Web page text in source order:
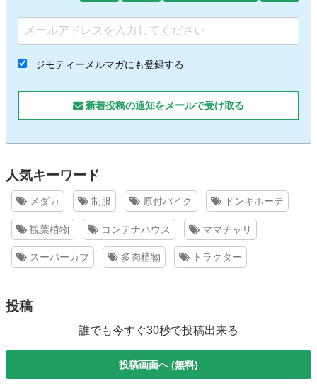
ジモティーメルマガにも登録する
新着投稿の通知をメールで受け取る
人気キーワード
メダカ 制服 原付バイク ドンキホーテ
観葉植物 コンテナハウス ママチャリ
スーパーカブ 多肉植物 トラクター
投稿
誰でも今すぐ30秒で投稿出来る
投稿画面へ (無料)